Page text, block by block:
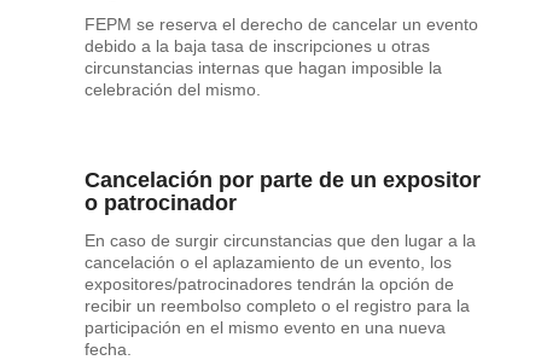
FEPM se reserva el derecho de cancelar un evento
debido a la baja tasa de inscripciones u otras
circunstancias internas que hagan imposible la
celebración del mismo.
Cancelación por parte de un expositor
o patrocinador
En caso de surgir circunstancias que den lugar a la
cancelación o el aplazamiento de un evento, los
expositores/patrocinadores tendrán la opción de
recibir un reembolso completo o el registro para la
participación en el mismo evento en una nueva
fecha.